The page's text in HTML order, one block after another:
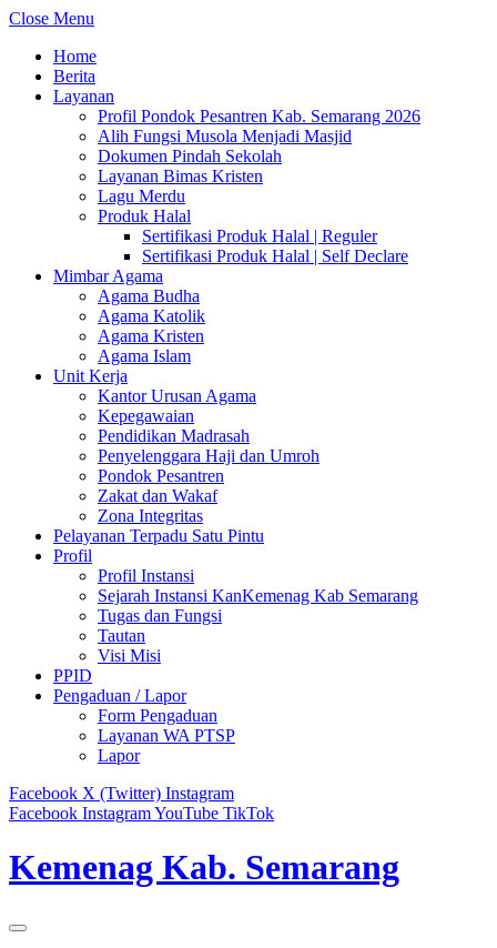
Close Menu
Home
Berita
Layanan
Profil Pondok Pesantren Kab. Semarang 2026
Alih Fungsi Musola Menjadi Masjid
Dokumen Pindah Sekolah
Layanan Bimas Kristen
Lagu Merdu
Produk Halal
Sertifikasi Produk Halal | Reguler
Sertifikasi Produk Halal | Self Declare
Mimbar Agama
Agama Budha
Agama Katolik
Agama Kristen
Agama Islam
Unit Kerja
Kantor Urusan Agama
Kepegawaian
Pendidikan Madrasah
Penyelenggara Haji dan Umroh
Pondok Pesantren
Zakat dan Wakaf
Zona Integritas
Pelayanan Terpadu Satu Pintu
Profil
Profil Instansi
Sejarah Instansi KanKemenag Kab Semarang
Tugas dan Fungsi
Tautan
Visi Misi
PPID
Pengaduan / Lapor
Form Pengaduan
Layanan WA PTSP
Lapor
Facebook X (Twitter) Instagram
Facebook InstagramYouTube TikTok
Kemenag Kab. Semarang